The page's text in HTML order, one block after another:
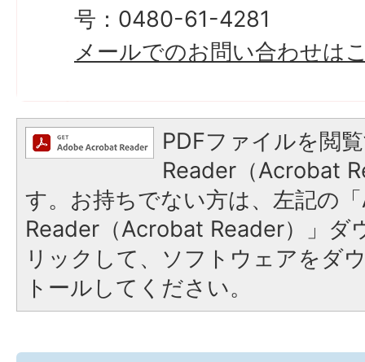
号：0480-61-4281
メールでのお問い合わせは
PDFファイルを閲
Reader（Acrobat
す。お持ちでない方は、左記の
Reader（Acrobat Reader）」ダ
リックして、ソフトウェアをダ
トールしてください。